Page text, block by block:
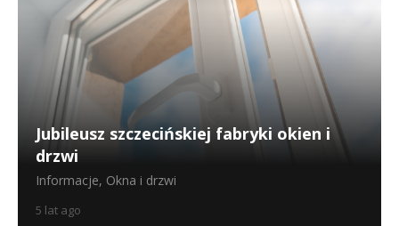
Jubileusz szczecińskiej fabryki okien i
drzwi
Informacje, Okna i drzwi
5 lat ago